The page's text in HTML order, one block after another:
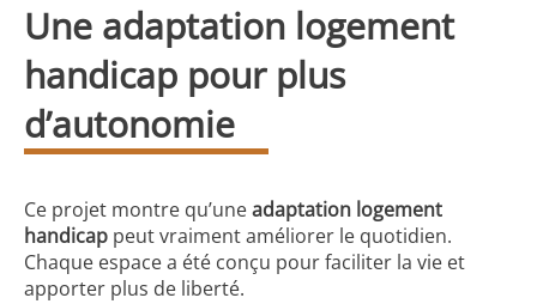
Une adaptation logement
handicap pour plus
d’autonomie
Ce projet montre qu’uneadaptation logement
handicap peut vraiment améliorer le quotidien.
Chaque espace a été conçu pour faciliter la vie et
apporter plus de liberté.